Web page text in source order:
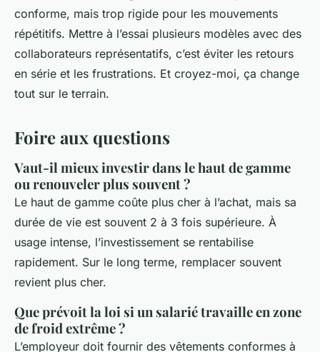
conforme, mais trop rigide pour les mouvements
répétitifs. Mettre à l’essai plusieurs modèles avec des
collaborateurs représentatifs, c’est éviter les retours
en série et les frustrations. Et croyez-moi, ça change
tout sur le terrain.
Foire aux questions
Vaut-il mieux investir dans le haut de gamme
ou renouveler plus souvent ?
Le haut de gamme coûte plus cher à l’achat, mais sa
durée de vie est souvent 2 à 3 fois supérieure. À
usage intense, l’investissement se rentabilise
rapidement. Sur le long terme, remplacer souvent
revient plus cher.
Que prévoit la loi si un salarié travaille en zone
de froid extrême ?
L’employeur doit fournir des vêtements conformes à